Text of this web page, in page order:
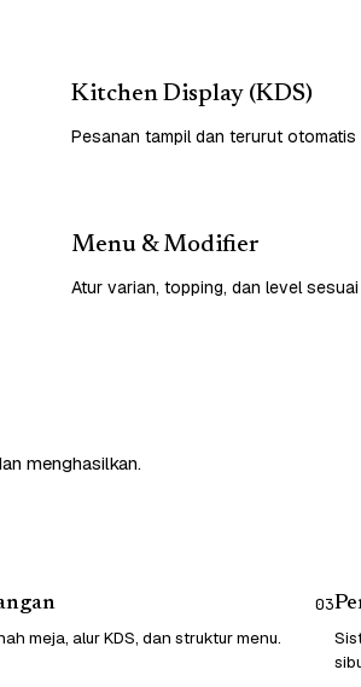
Kitchen Display (KDS)
Pesanan tampil dan terurut otomatis
Menu & Modifier
Atur varian, topping, dan level
menghasilkan.
meja, alur KDS, dan struktur menu.
03